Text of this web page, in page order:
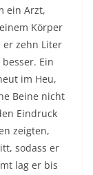
ein Arzt,
Körper
er zehn Liter
Ein
im Heu,
Beine nicht
Eindruck
zeigten,
sodass er
lag er bis